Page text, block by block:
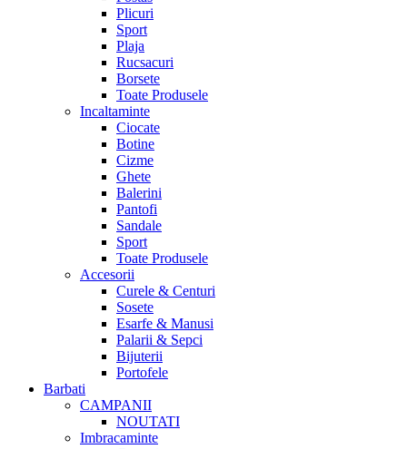
Plicuri
Sport
Plaja
Rucsacuri
Borsete
Toate Produsele
Incaltaminte
Ciocate
Botine
Cizme
Ghete
Balerini
Pantofi
Sandale
Sport
Toate Produsele
Accesorii
Curele & Centuri
Sosete
Esarfe & Manusi
Palarii & Sepci
Bijuterii
Portofele
Barbati
CAMPANII
NOUTATI
Imbracaminte